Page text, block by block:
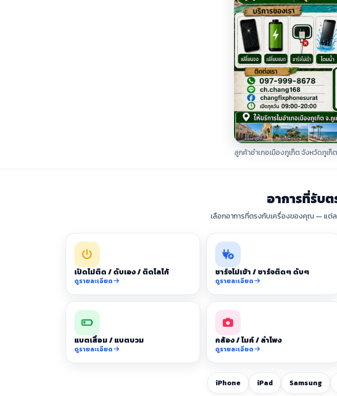
ลูกค้าอำเภอเมืองภูเก็ต จังหวัดภูเ
อาการที่รับ
เลือกอาการที่ตรงกับเครื่องของคุณ — แต่ล
เปิดไม่ติด / ดับเอง / ติดโลโก้
ดูรายละเอียด
ชาร์จไม่เข้า / ชาร์จติดๆ ดับๆ
ดูรายละเอียด
แบตเสื่อม / แบตบวม
ดูรายละเอียด
กล้อง / ไมค์ / ลำโพง
ดูรายละเอียด
iPhone iPad Samsung